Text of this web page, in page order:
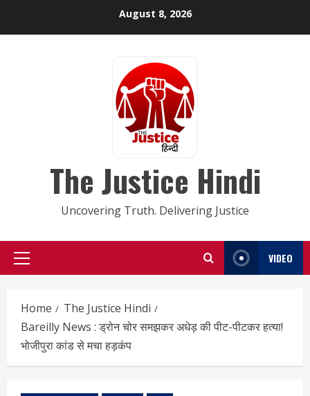
August 8, 2026
The Justice Hindi
Uncovering Truth. Delivering Justice
Primary
VIDEO
Home
The Justice Hindi
Bareilly News : ड्रोन चोर समझकर अधेड़ की पीट-पीटकर हत्या!
भोजीपुरा कांड से मचा हड़कंप